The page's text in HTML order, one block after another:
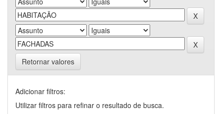
Retornar valores
Adicionar filtros:
Utilizar filtros para refinar o resultado de busca.